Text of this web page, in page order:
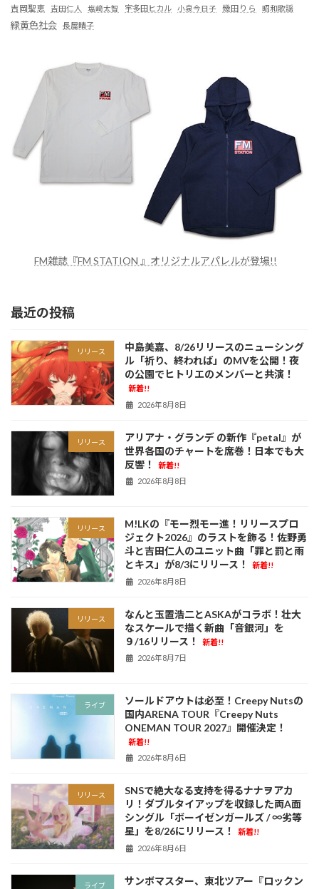
吉岡聖恵 吉田仁人 塩﨑太智 宇多田ヒカル 小泉今日子 幾田りら 昭和歌謡
緑黄色社会 長屋晴子
FM雑誌『FM STATION 』オリジナルアパレルが登場!!
最近の投稿
リリース
中島美嘉、8/26リリースのニューシング
ル「祈り、終われば」のMVを公開！夜
の公園でヒトリエのメンバーと共演！
新着!!
2026年8月8日
リリース
アリアナ・グランデ の新作『petal』が
世界各国のチャートを席巻！日本でも大
反響！
新着!!
2026年8月8日
リリース
M!LKの『モー烈モー進！リリースプロ
ジェクト2026』のラストを飾る！佐野勇
斗と吉田仁人のユニット曲「罪と罰と雨
とキス」が8/3にリリース！
新着!!
2026年8月8日
リリース
なんと玉置浩二とASKAがコラボ！壮大
なスケールで描く新曲「音銀河」を
９/16リリース！
新着!!
2026年8月7日
ライブ
ソールドアウトは必至！Creepy Nutsの
国内ARENA TOUR『Creepy Nuts
ONEMAN TOUR 2027』開催決定！
新着!!
2026年8月6日
リリース
SNSで絶大なる支持を得るナナヲアカ
リ！ダブルタイアップを収録した両A面
シングル「ボーイゼンガールズ / ∞劣等
星」を8/26にリリース！
新着!!
2026年8月6日
ライブ
サンボマスター、東北ツアー『ロックン